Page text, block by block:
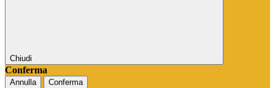
Chiudi
Conferma
Annulla Conferma